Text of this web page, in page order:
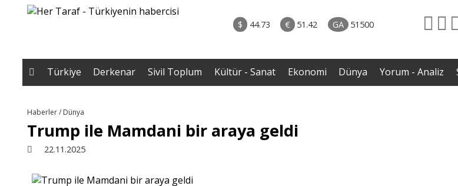
$ 44.73 € 51.42 GA 51500
- Analiz
• ERZENGİZ: Kaybettiğimiz İç Dünyanın Romanı / Davut
Gazi Benli
• İmza törenindeki iddiaların
Türkiye Derkenar Sivil Toplum Kültür - Sanat Ekonomi Dünya Yorum - Analiz
Haberler / Dünya
Trump ile Mamdani bir araya geldi
22.11.2025